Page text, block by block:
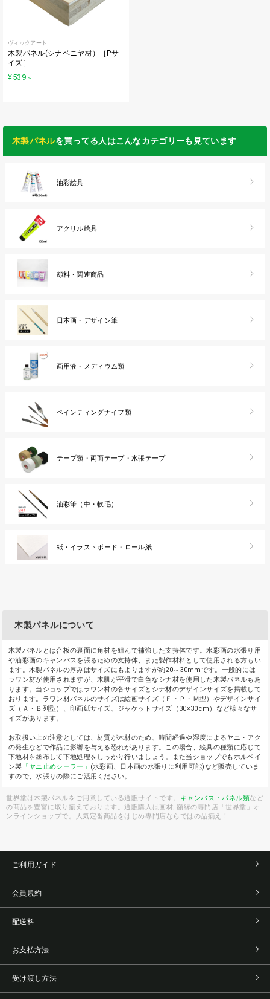
ヴィックアート
木製パネル(シナベニヤ材）［Pサ
イズ］
¥539 ～
木製パネルを買ってる人はこんなカテゴリーも見ています
油彩絵具
アクリル絵具
顔料・関連商品
日本画・デザイン筆
画用液・メディウム類
ペインティングナイフ類
テープ類・両面テープ・水張テープ
油彩筆（中・軟毛）
紙・イラストボード・ロール紙
木製パネルについて
木製パネルとは合板の裏面に角材を組んで補強した支持体です。水彩画の水張り用
や油彩画のキャンバスを張るための支持体、また製作材料として使用される方もい
ます。木製パネルの厚みはサイズにもよりますが約20～30mmです。一般的には
ラワン材が使用されますが、木肌が平滑で白色なシナ材を使用した木製パネルもあ
ります。当ショップではラワン材の各サイズとシナ材のデザインサイズを掲載して
おります。ラワン材パネルのサイズは絵画サイズ（Ｆ・Ｐ・Ｍ型）やデザインサイ
ズ（Ａ・Ｂ列型）、印画紙サイズ、ジャケットサイズ（30×30cm）など様々なサ
イズがあります。
お取扱い上の注意としては、材質が木材のため、時間経過や湿度によるヤニ・アク
の発生などで作品に影響を与える恐れがあります。この場合、絵具の種類に応じて
下地材を塗布して下地処理をしっかり行いましょう。また当ショップでもホルベイ
ン製 「ヤニ止めシーラー」 (水彩画、日本画の水張りに利用可能)など販売していま
すので、水張りの際にご活用ください。
世界堂は木製パネルをご用意している通販サイトです。 キャンバス・パネル類など
の商品を豊富に取り揃えております。通販購入は画材, 額縁の専門店「世界堂」オ
ンラインショップで。人気定番商品をはじめ専門店ならではの品揃え！
ご利用ガイド
会員規約
配送料
お支払方法
受け渡し方法